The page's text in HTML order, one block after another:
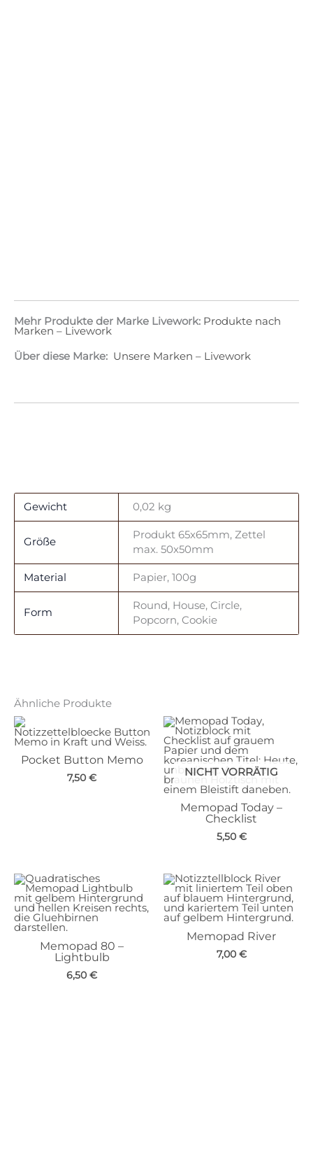
Mehr Produkte der Marke Livework: Produkte nach
Marken – Livework
Über diese Marke: Unsere Marken – Livework
Gewicht 0,02 kg
Größe
Produkt 65x65mm, Zettel
max. 50x50mm
Material Papier, 100g
Form
Round, House, Circle,
Popcorn, Cookie
Ähnliche Produkte
Pocket Button Memo
7,50 € NICHT VORRÄTIG
Memopad Today –
Checklist
5,50 €
Memopad 80 –
Lightbulb
6,50 €
Memopad River
7,00 €